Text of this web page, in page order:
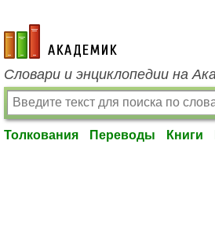
academic.ru
Словари и энциклопедии на
Толкования Переводы Книги